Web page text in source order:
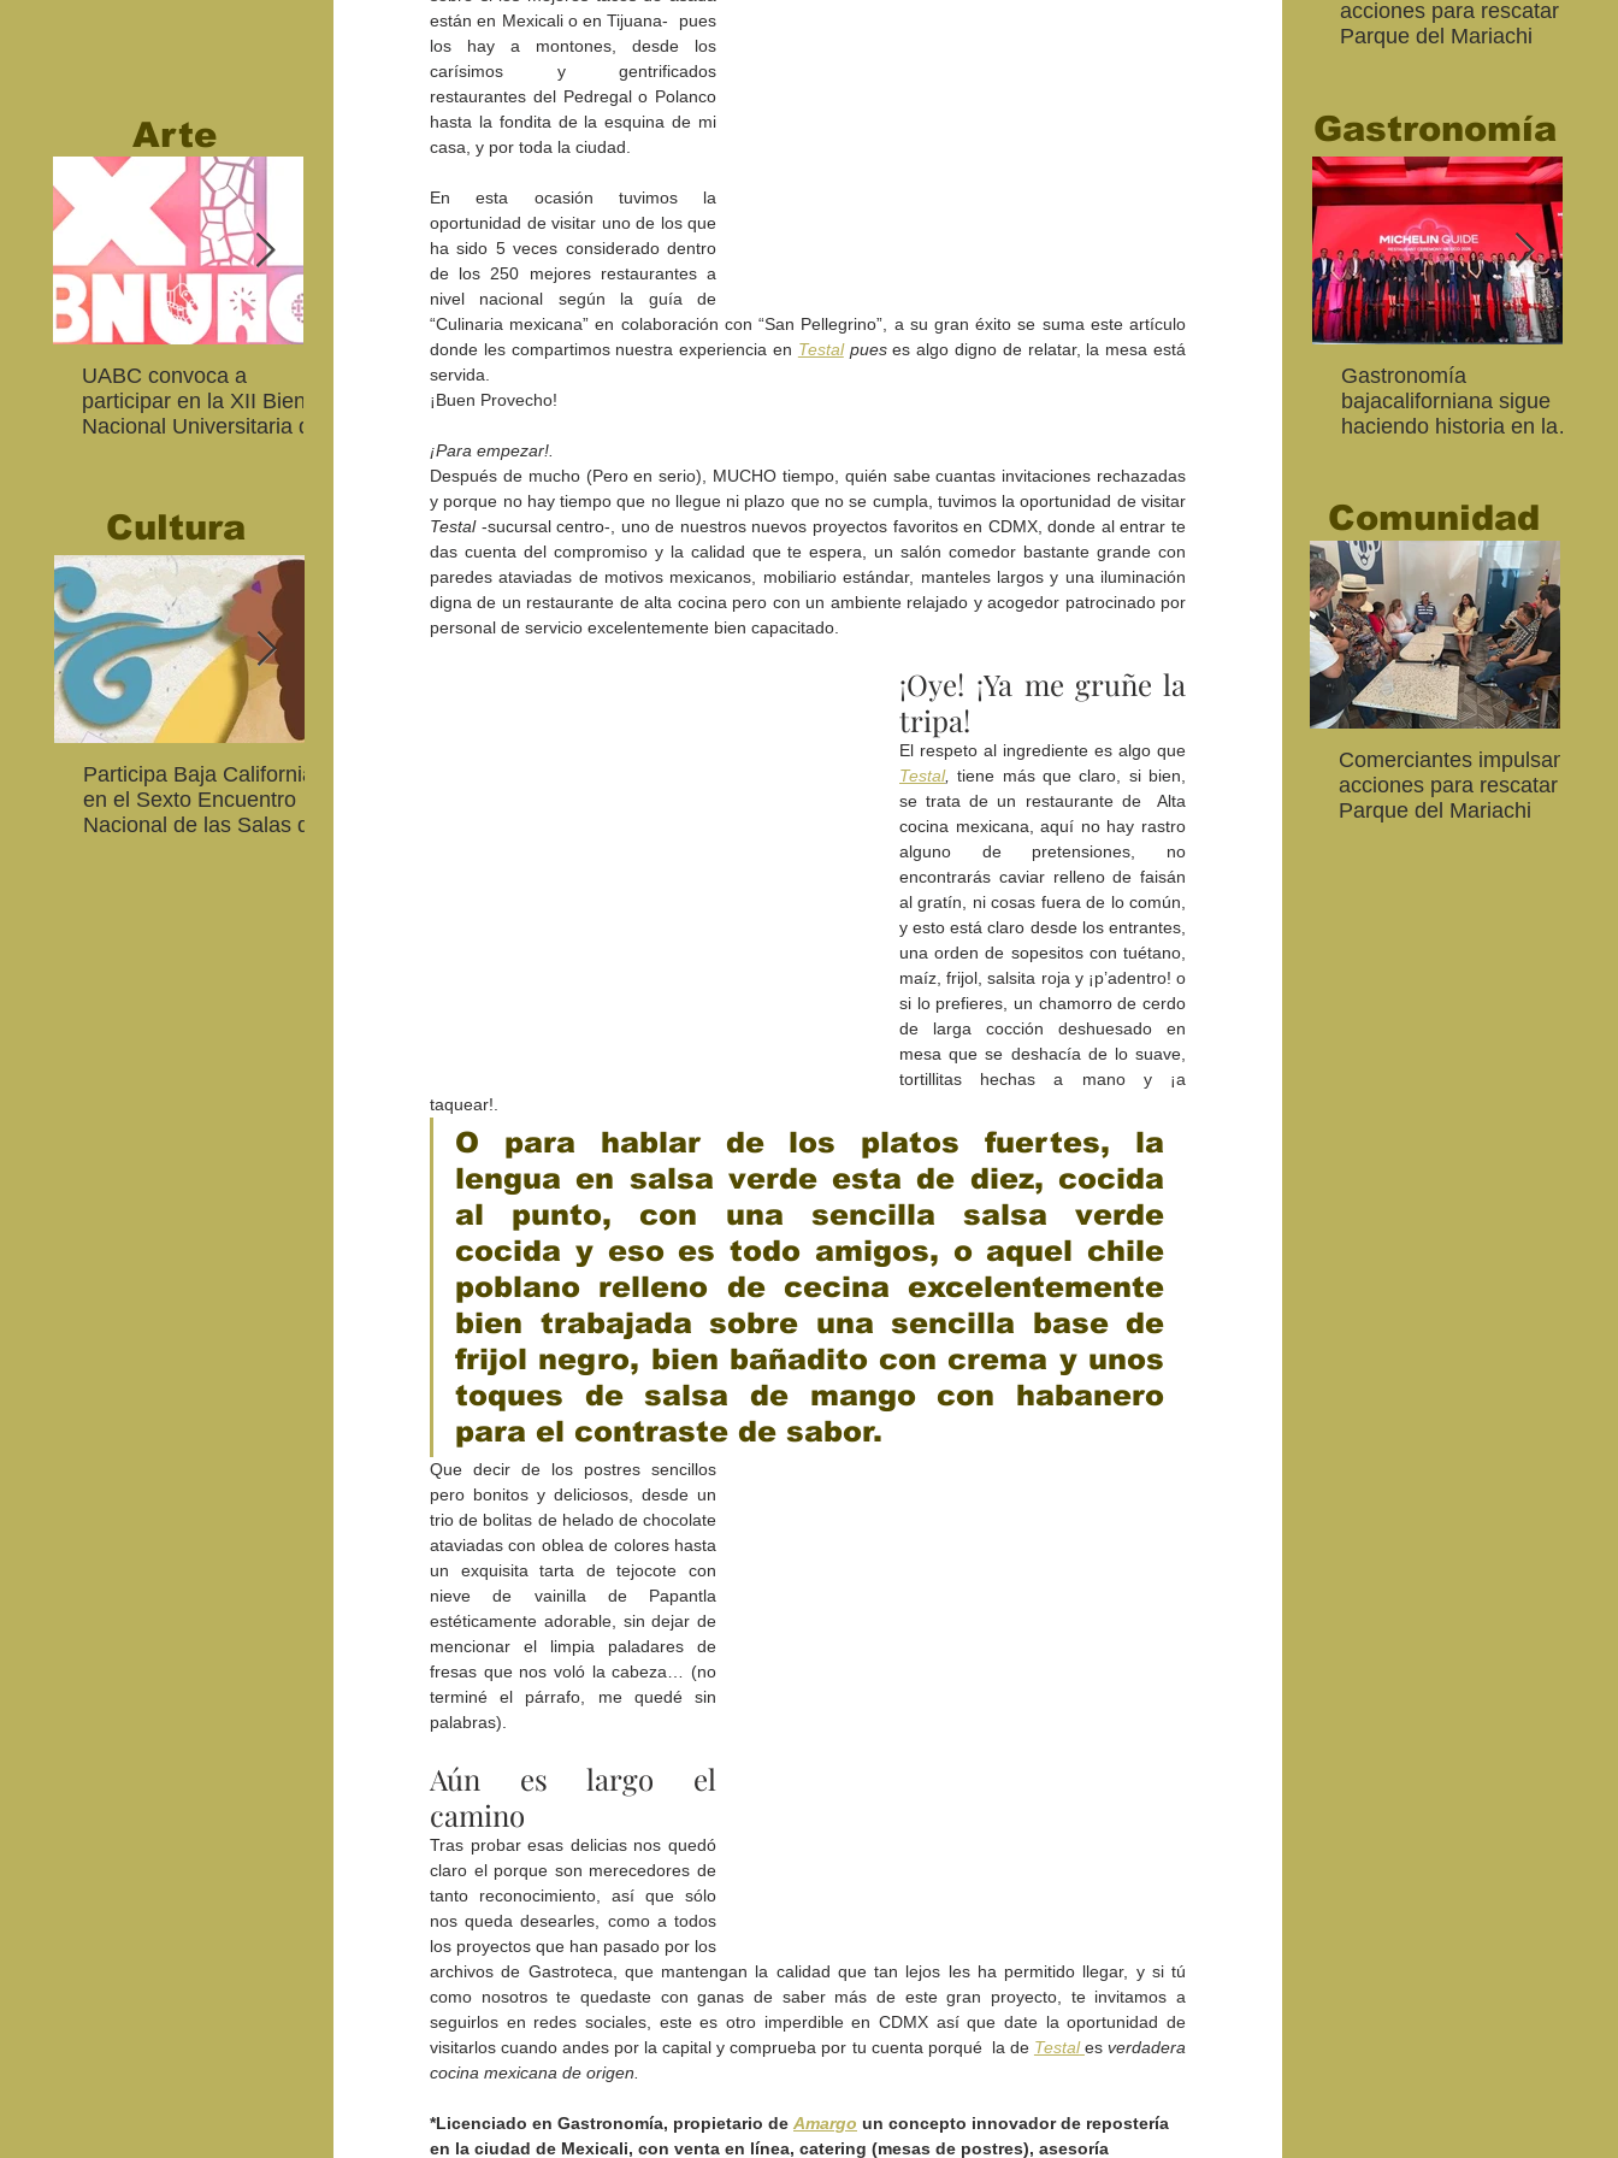
están en Mexicali o en Tijuana-  pues
los hay a montones, desde los
carísimos y gentrificados
restaurantes del Pedregal o Polanco
hasta la fondita de la esquina de mi
casa, y por toda la ciudad.
En esta ocasión tuvimos la
oportunidad de visitar uno de los que
ha sido 5 veces considerado dentro
de los 250 mejores restaurantes a
nivel nacional según la guía de
“Culinaria mexicana” en colaboración con “San Pellegrino”, a su gran éxito se suma este artículo
donde les compartimos nuestra experiencia en Testal pues es algo digno de relatar, la mesa está
servida.
¡Buen Provecho!
¡Para empezar!.
Después de mucho (Pero en serio), MUCHO tiempo, quién sabe cuantas invitaciones rechazadas
Testal -sucursal centro-, uno de nuestros nuevos proyectos favoritos en CDMX, donde al entrar te
das cuenta del compromiso y la calidad que te espera, un salón comedor bastante grande con
paredes ataviadas de motivos mexicanos, mobiliario estándar, manteles largos y una iluminación
digna de un restaurante de alta cocina pero con un ambiente relajado y acogedor patrocinado por
personal de servicio excelentemente bien capacitado.
¡Oye! ¡Ya me gruñe la
tripa!
Testal, tiene más que claro, si bien,
se trata de un restaurante de  Alta
cocina mexicana, aquí no hay rastro
alguno de pretensiones, no
encontrarás caviar relleno de faisán
al gratín, ni cosas fuera de lo común,
y esto está claro desde los entrantes,
una orden de sopesitos con tuétano,
maíz, frijol, salsita roja y ¡p’adentro! o
si lo prefieres, un chamorro de cerdo
de larga cocción deshuesado en
mesa que se deshacía de lo suave,
tortillitas hechas a mano y ¡a
taquear!.
O para hablar de los platos fuertes, la
lengua en salsa verde esta de diez, cocida
al punto, con una sencilla salsa verde
cocida y eso es todo amigos, o aquel chile
poblano relleno de cecina excelentemente
bien trabajada sobre una sencilla base de
frijol negro, bien bañadito con crema y unos
toques de salsa de mango con habanero
para el contraste de sabor.
Que decir de los postres sencillos
pero bonitos y deliciosos, desde un
trio de bolitas de helado de chocolate
ataviadas con oblea de colores hasta
un exquisita tarta de tejocote con
nieve de vainilla de Papantla
estéticamente adorable, sin dejar de
mencionar el limpia paladares de
fresas que nos voló la cabeza… (no
terminé el párrafo, me quedé sin
palabras).
Aún es largo el
camino
Tras probar esas delicias nos quedó
claro el porque son merecedores de
tanto reconocimiento, así que sólo
nos queda desearles, como a todos
los proyectos que han pasado por los
archivos de Gastroteca, que mantengan la calidad que tan lejos les ha permitido llegar, y si tú
como nosotros te quedaste con ganas de saber más de este gran proyecto, te invitamos a
seguirlos en redes sociales, este es otro imperdible en CDMX así que date la oportunidad de
visitarlos cuando andes por la capital y comprueba por tu cuenta porqué  la de Testal es verdadera
cocina mexicana de origen.
*Licenciado en Gastronomía, propietario de Amargo un concepto innovador de repostería
en la ciudad de Mexicali, con venta en línea, catering (mesas de postres), asesoría
Arte
UABC convoca a
participar en la XII Bienal
Nacional Universitaria de
Abierta convocatoria de la
XIV Bienal de Fotografía
"Función Velorio" llegará
al Teatro Universitario
como cierre del Taller de
Cultura
Participa Baja California
en el Sexto Encuentro
Nacional de las Salas de
Cristina Rivera Garza
reflexiona sobre memoria,
justicia y literatura
CEART Mexicali, oferta
Campamento gratuito de
verano
Convocan a niños, niñas
y jóvenes a crear la
conservación de la
acciones para rescatar el
Parque del Mariachi
Comerciantes impulsan
acciones para rescatar el
Parque del Mariachi
Comunidad
Gastronomía
bajacaliforniana sigue
haciendo historia en la
Gastronomía